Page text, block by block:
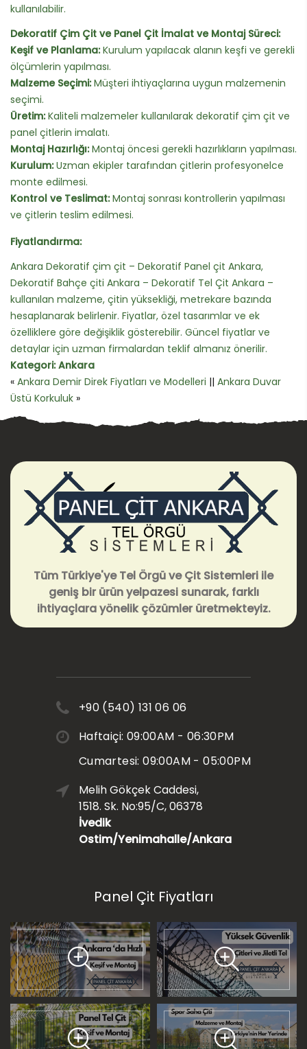
kullanılabilir.
Dekoratif Çim Çit ve Panel Çit İmalat ve Montaj Süreci:
Keşif ve Planlama:Kurulum yapılacak alanın keşfi ve gerekli
ölçümlerin yapılması.
Malzeme Seçimi:Müşteri ihtiyaçlarına uygun malzemenin
seçimi.
Üretim:Kaliteli malzemeler kullanılarak dekoratif çim çit ve
panel çitlerin imalatı.
Montaj Hazırlığı:Montaj öncesi gerekli hazırlıkların yapılması.
Kurulum:Uzman ekipler tarafından çitlerin profesyonelce
monte edilmesi.
Kontrol ve Teslimat:Montaj sonrası kontrollerin yapılması
ve çitlerin teslim edilmesi.
Fiyatlandırma:
Ankara Dekoratif çim çit – Dekoratif Panel çit Ankara,
Dekoratif Bahçe çiti Ankara – Dekoratif Tel Çit Ankara –
kullanılan malzeme, çitin yüksekliği, metrekare bazında
hesaplanarak belirlenir. Fiyatlar, özel tasarımlar ve ek
özelliklere göre değişiklik gösterebilir. Güncel fiyatlar ve
detaylar için uzman firmalardan teklif almanız önerilir.
Kategori:Ankara
« Ankara Demir Direk Fiyatları ve Modelleri || Ankara Duvar
Üstü Korkuluk »
Tüm Türkiye'ye Tel Örgü ve Çit Sistemleri ile
geniş bir ürün yelpazesi sunarak, farklı
ihtiyaçlara yönelik çözümler üretmekteyiz.
+90 (540) 131 06 06
Haftaiçi: 09:00AM - 06:30PM
Cumartesi: 09:00AM - 05:00PM
Melih Gökçek Caddesi,
1518. Sk. No:95/C, 06378
İvedik
Ostim/Yenimahalle/Ankara
Panel Çit Fiyatları